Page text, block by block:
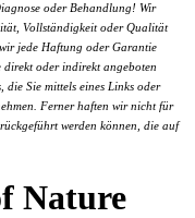
oder Behandlung! Wir
Vollständigkeit oder Qualität
jede Haftung oder Garantie
direkt oder indirekt angeboten
die Sie mittels eines Links oder
Ferner haften wir nicht für
werden können, die auf
Nature